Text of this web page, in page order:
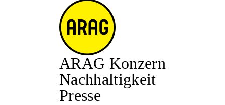
ARAG Konzern
Nachhaltigkeit
Presse